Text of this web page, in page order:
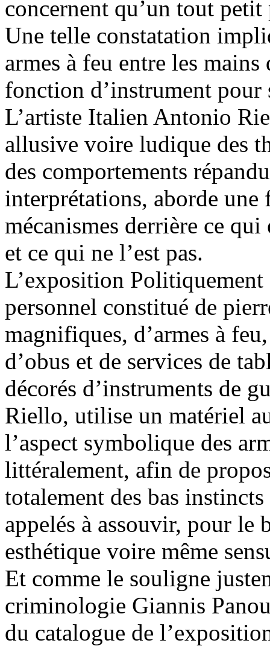
concernent qu’un tout
Une telle constatation
armes à feu entre les
fonction d’instrument
L’artiste Italien Antonio
allusive voire ludique des
des comportements
interprétations, aborde une
mécanismes derrière ce
et ce qui ne l’est pas.
L’exposition
personnel constitué de
magnifiques, d’armes à
d’obus et de services de
décorés d’instruments de
Riello, utilise un matériel
l’aspect symbolique des
littéralement, afin de
totalement des bas
appelés à assouvir, pour le
esthétique voire même
Et comme le souligne
criminologie Giannis
du catalogue de